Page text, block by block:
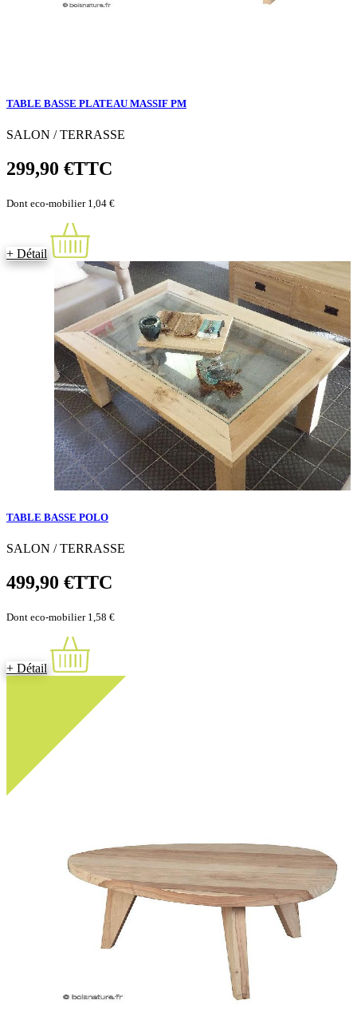
TABLE BASSE PLATEAU MASSIF PM
SALON / TERRASSE
299,90 €TTC
Dont eco-mobilier 1,04 €
+ Détail
TABLE BASSE POLO
SALON / TERRASSE
499,90 €TTC
Dont eco-mobilier 1,58 €
+ Détail